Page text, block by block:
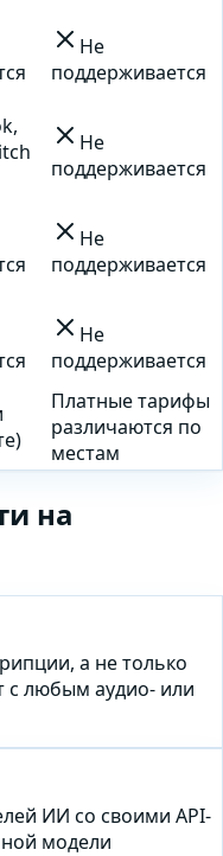
Не
поддерживается
Не
поддерживается
Не
поддерживается
Не
поддерживается
Платные тарифы
различаются по
местам
на
а не только
с любым аудио- или
ИИ со своими API-
модели